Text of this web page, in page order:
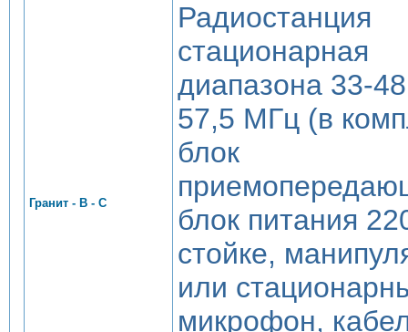
Гранит - В - С
Радиостанция
стационарная
диапазона 33-
57,5 МГц (в
блок
блок питания
стойке,
или
микрофон,